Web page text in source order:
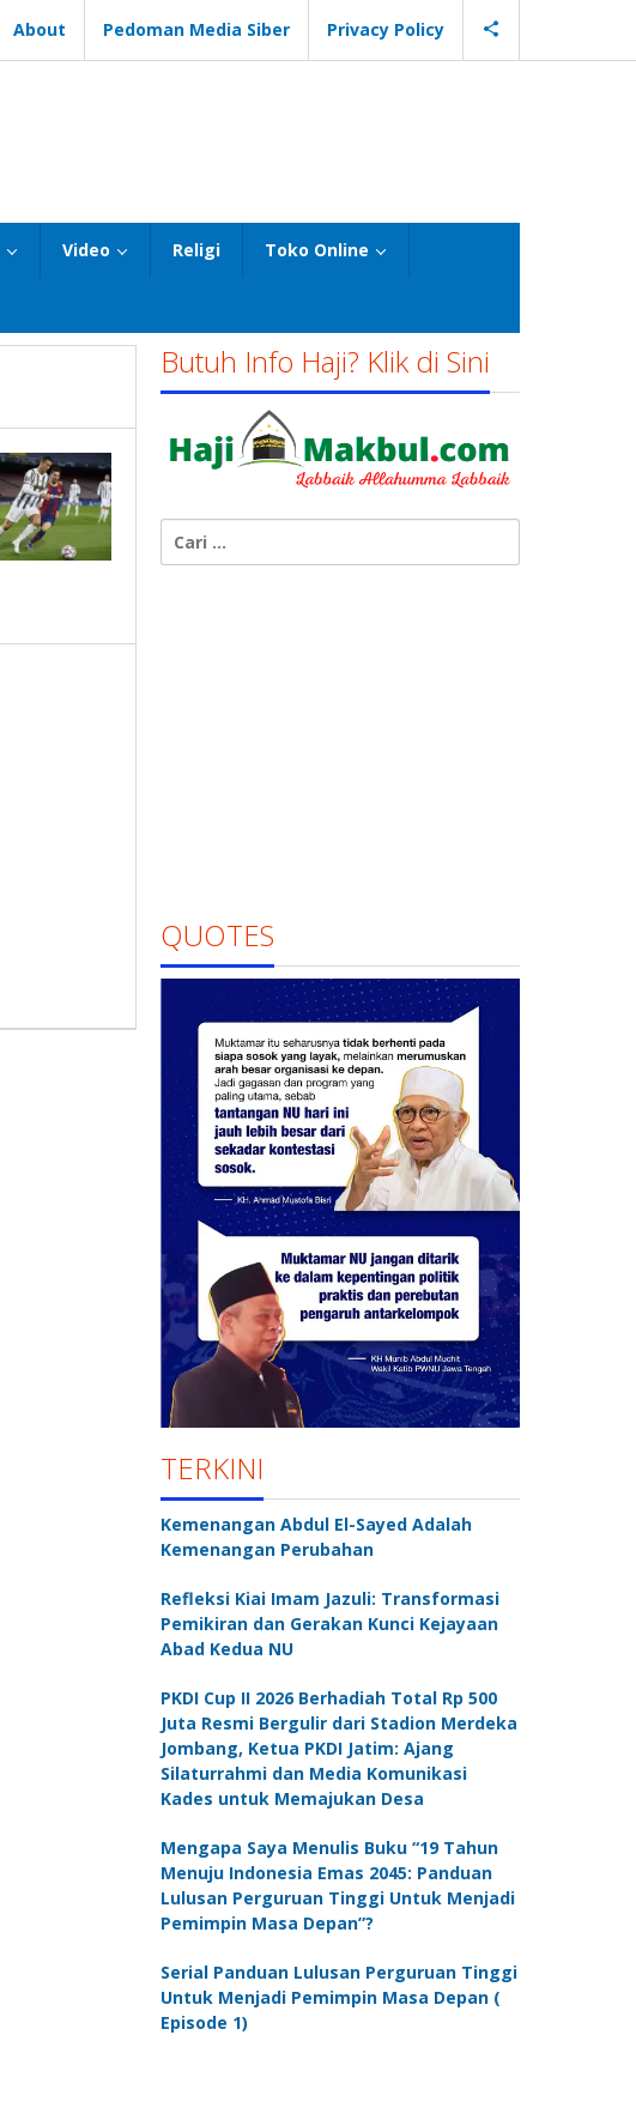
About Pedoman Media Siber Privacy Policy
Video Religi Toko Online
Butuh Info Haji? Klik di Sini
untuk:
QUOTES
TERKINI
Kemenangan Abdul El-Sayed Adalah
Kemenangan Perubahan
Refleksi Kiai Imam Jazuli: Transformasi
Pemikiran dan Gerakan Kunci Kejayaan
Abad Kedua NU
PKDI Cup II 2026 Berhadiah Total Rp 500
Juta Resmi Bergulir dari Stadion Merdeka
Jombang, Ketua PKDI Jatim: Ajang
Silaturrahmi dan Media Komunikasi
Kades untuk Memajukan Desa
Mengapa Saya Menulis Buku “19 Tahun
Menuju Indonesia Emas 2045: Panduan
Lulusan Perguruan Tinggi Untuk Menjadi
Pemimpin Masa Depan”?
Serial Panduan Lulusan Perguruan Tinggi
Untuk Menjadi Pemimpin Masa Depan (
Episode 1)